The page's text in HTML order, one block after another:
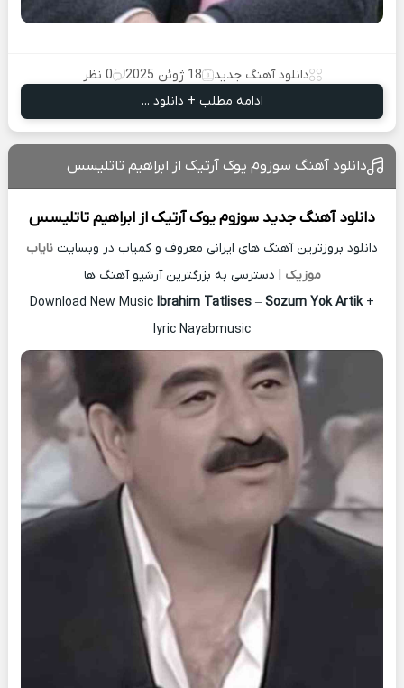
دانلود آهنگ جدید 18 ژوئن 2025
0 نظر
ادامه مطلب + دانلود ...
دانلود آهنگ سوزوم یوک آرتیک از ابراهیم تاتلیسس
دانلود آهنگ جدید سوزوم یوک آرتیک ازابراهیم تاتلیسس
دانلود بروزترین آهنگ های ایرانی معروف و کمیاب در وبسایت نایاب
موزیک | دسترسی به بزرگترین آرشیو آهنگ ها
Download New Music Ibrahim Tatlises – Sozum Yok Artik+
lyric Nayabmusic